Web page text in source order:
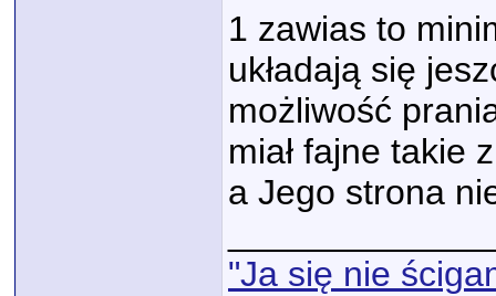
1 zawias to
układają się
możliwość
miał fajne takie
a Jego strona
"Ja się nie